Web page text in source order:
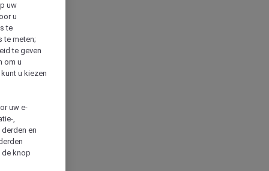
uw
u
te
te meten;
te geven
om u
u kiezen
uw e-
,
en
de knop